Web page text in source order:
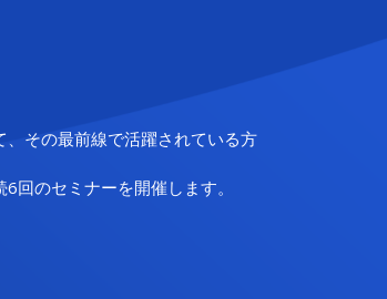
その最前線で活躍されている方
のセミナーを開催します。